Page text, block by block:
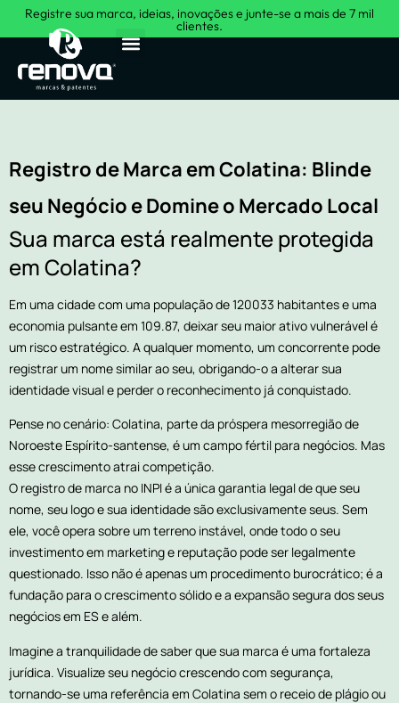
Registre sua marca, ideias, inovações e junte-se a mais de 7 mil
clientes.
Registro de Marca em Colatina: Blinde
seu Negócio e Domine o Mercado Local
Sua marca está realmente protegida
em Colatina?
Em uma cidade com uma população de 120033 habitantes e uma
economia pulsante em 109.87, deixar seu maior ativo vulnerável é
um risco estratégico. A qualquer momento, um concorrente pode
registrar um nome similar ao seu, obrigando-o a alterar sua
identidade visual e perder o reconhecimento já conquistado.
Pense no cenário: Colatina, parte da próspera mesorregião de
Noroeste Espírito-santense, é um campo fértil para negócios. Mas
esse crescimento atrai competição.
O registro de marca no INPI é a única garantia legal de que seu
nome, seu logo e sua identidade são exclusivamente seus. Sem
ele, você opera sobre um terreno instável, onde todo o seu
investimento em marketing e reputação pode ser legalmente
questionado. Isso não é apenas um procedimento burocrático; é a
fundação para o crescimento sólido e a expansão segura dos seus
negócios em ES e além.
Imagine a tranquilidade de saber que sua marca é uma fortaleza
jurídica. Visualize seu negócio crescendo com segurança,
tornando-se uma referência em Colatina sem o receio de plágio ou